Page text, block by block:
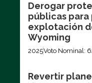
Derogar
públicas para
explotación
Wyoming
2025Voto Nominal:
Revertir